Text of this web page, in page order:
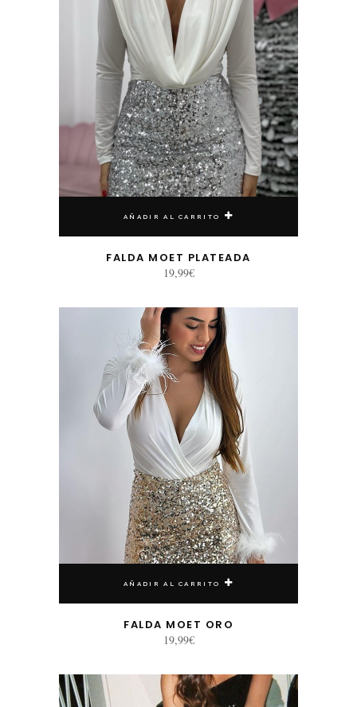
AÑADIR AL CARRITO
FALDA MOET PLATEADA
19,99€
AÑADIR AL CARRITO
FALDA MOET ORO
19,99€
Este producto tiene múltiples variantes. Las opciones se pueden elegir en la página de producto